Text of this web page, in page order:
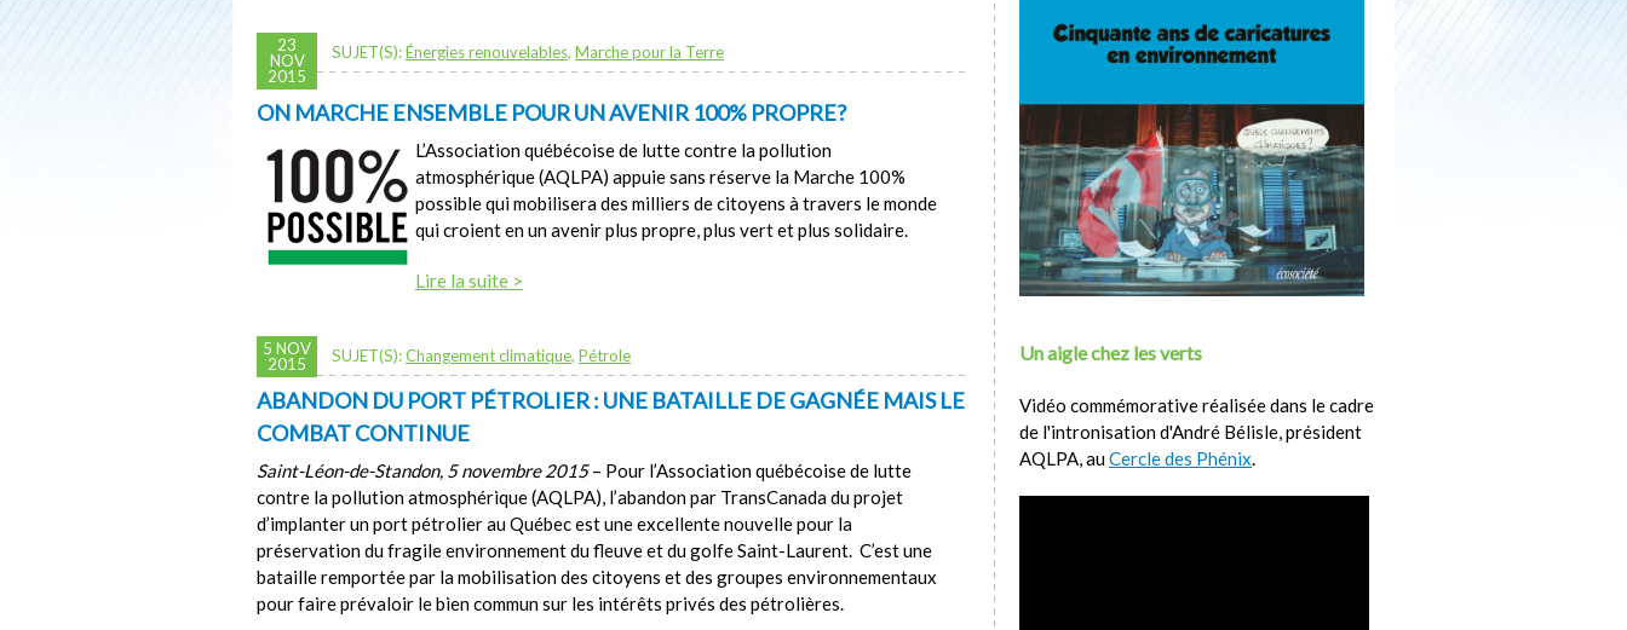
23
NOV
2015
SUJET(S):Énergies renouvelables, Marche pour la Terre
ON MARCHE ENSEMBLE POUR UN AVENIR 100% PROPRE?
L’Association québécoise de lutte contre la pollution
atmosphérique (AQLPA) appuie sans réserve la Marche 100%
possible qui mobilisera des milliers de citoyens à travers le monde
qui croient en un avenir plus propre, plus vert et plus solidaire.
Lire la suite >
5 NOV
2015
SUJET(S):Changement climatique, Pétrole
ABANDON DU PORT PÉTROLIER : UNE BATAILLE DE GAGNÉE MAIS LE
COMBAT CONTINUE
Saint-Léon-de-Standon, 5 novembre 2015– Pour l’Association québécoise de lutte
contre la pollution atmosphérique (AQLPA), l’abandon par TransCanada du projet
d’implanter un port pétrolier au Québec est une excellente nouvelle pour la
préservation du fragile environnement du fleuve et du golfe Saint-Laurent. C’est une
bataille remportée par la mobilisation des citoyens et des groupes environnementaux
pour faire prévaloir le bien commun sur les intérêts privés des pétrolières.
Un aigle chez les verts
Vidéo commémorative réalisée dans le cadre
de l'intronisation d'André Bélisle, président
AQLPA, auCercle des Phénix.